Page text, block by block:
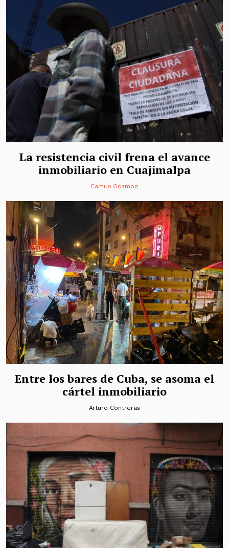
La resistencia civil frena el avance
inmobiliario en Cuajimalpa
Camilo Ocampo
Entre los bares de Cuba, se asoma el
cártel inmobiliario
Arturo Contreras